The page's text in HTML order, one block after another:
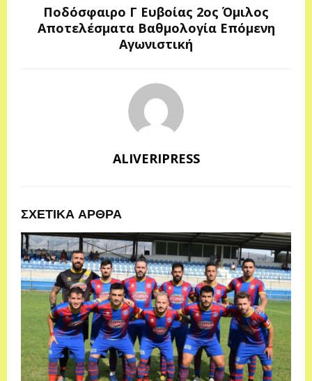
Ποδόσφαιρο Γ Ευβοίας 2ος Όμιλος
Αποτελέσματα Βαθμολογία Επόμενη
Αγωνιστική
ALIVERIPRESS
ΣΧΕΤΙΚΑ ΑΡΘΡΑ